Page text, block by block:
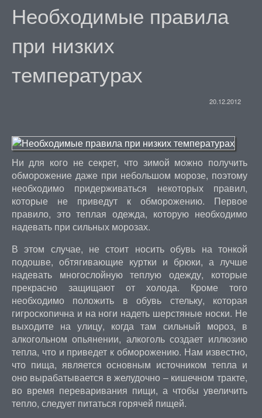
Необходимые правила
при низких
температурах
20.12.2012
Ни для кого не секрет, что зимой можно получить
обморожение даже при небольшом морозе, поэтому
необходимо придерживаться некоторых правил,
которые не приведут к обморожению. Первое
правило, это теплая одежда, которую необходимо
надевать при сильных морозах.
В этом случае, не стоит носить обувь на тонкой
подошве, обтягивающие куртки и брюки, а лучше
надевать многослойную теплую одежду, которые
прекрасно защищают от холода. Кроме того
необходимо положить в обувь стельку, которая
гигроскопична и на ноги надеть шерстяные носки. Не
выходите на улицу, когда там сильный мороз, в
алкогольном опьянении, алкоголь создает иллюзию
тепла, что и приведет к обморожению. Нам известно,
что пища, является основным источником тепла и
оно вырабатывается в желудочно – кишечном тракте,
во время переваривания пищи, а чтобы увеличить
тепло, следует питаться горячей пищей.